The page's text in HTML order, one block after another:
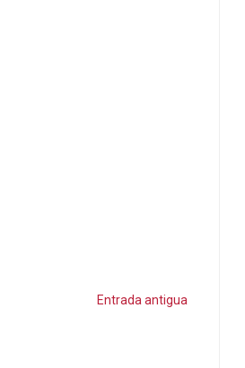
Entrada antigua